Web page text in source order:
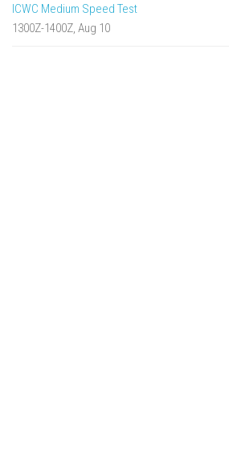
ICWC Medium Speed Test
1300Z-1400Z, Aug 10